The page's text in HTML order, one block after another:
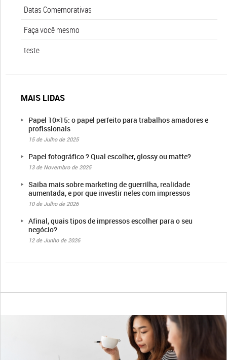
Datas Comemorativas
Faça você mesmo
teste
MAIS LIDAS
Papel 10×15: o papel perfeito para trabalhos amadores e
profissionais
15 de Julho de 2025
Papel fotográfico ? Qual escolher, glossy ou matte?
13 de Novembro de 2025
Saiba mais sobre marketing de guerrilha, realidade
aumentada, e por que investir neles com impressos
10 de Julho de 2026
Afinal, quais tipos de impressos escolher para o seu
negócio?
12 de Junho de 2026